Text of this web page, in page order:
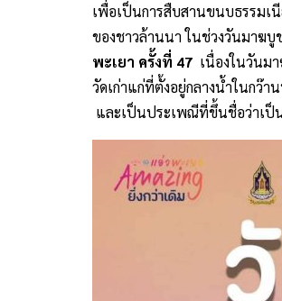
เพื่อเป็นการสืบสานขนบธรรม
ของชาวล้านนา ในช่วงวันมาฆบู
พะเยา ครั้งที่ 47 เนื่องในวันม
วัดเก่าแก่ที่ตั้งอยู่กลางน้ำในกว๊า
และเป็นประเพณีที่ขึ้นชื่อว่าเป็